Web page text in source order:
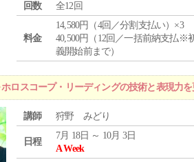
回数
全12回
料金
14,580円（4回／分割支払い）×3
40,500円（12回／一括前納支払※
義開始前まで）
ロスコープ・リーディングの技術と表現力
講師 狩野 みどり
日程
7月 18日 ～ 10月 3日
A Week